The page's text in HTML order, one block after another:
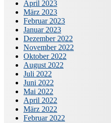
April 2023
März 2023
Februar 2023
Januar 2023
Dezember 2022
November 2022
Oktober 2022
August 2022
Juli 2022
Juni 2022
Mai 2022
April 2022
März 2022
Februar 2022